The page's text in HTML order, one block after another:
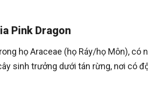
Pink Dragon
họ Araceae (họ Ráy/họ Môn), có
sinh trưởng dưới tán rừng, nơi có